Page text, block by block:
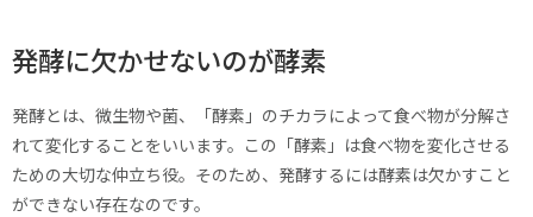
発酵に欠かせないのが酵素
発酵とは、微生物や菌、「酵素」のチカラによって食べ物が分解さ
れて変化することをいいます。この「酵素」は食べ物を変化させる
ための大切な仲立ち役。そのため、発酵するには酵素は欠かすこと
ができない存在なのです。